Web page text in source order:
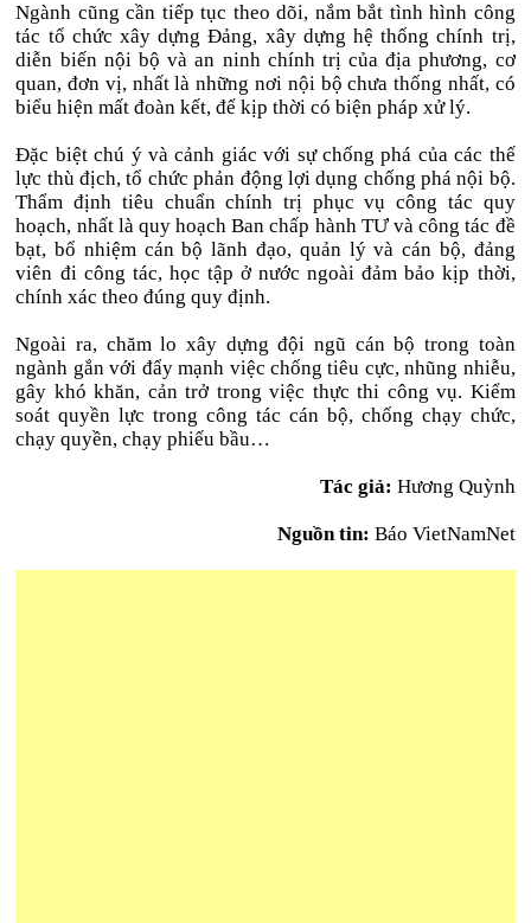
Ngành cũng cần tiếp tục theo dõi, nắm bắt tình hình công
tác tổ chức xây dựng Đảng, xây dựng hệ thống chính trị,
diễn biến nội bộ và an ninh chính trị của địa phương, cơ
quan, đơn vị, nhất là những nơi nội bộ chưa thống nhất, có
biểu hiện mất đoàn kết, để kịp thời có biện pháp xử lý.
Đặc biệt chú ý và cảnh giác với sự chống phá của các thế
lực thù địch, tổ chức phản động lợi dụng chống phá nội bộ.
Thẩm định tiêu chuẩn chính trị phục vụ công tác quy
hoạch, nhất là quy hoạch Ban chấp hành TƯ và công tác đề
bạt, bổ nhiệm cán bộ lãnh đạo, quản lý và cán bộ, đảng
viên đi công tác, học tập ở nước ngoài đảm bảo kịp thời,
chính xác theo đúng quy định.
Ngoài ra, chăm lo xây dựng đội ngũ cán bộ trong toàn
ngành gắn với đẩy mạnh việc chống tiêu cực, nhũng nhiễu,
gây khó khăn, cản trở trong việc thực thi công vụ. Kiểm
soát quyền lực trong công tác cán bộ, chống chạy chức,
chạy quyền, chạy phiếu bầu…
Tác giả: Hương Quỳnh
Nguồn tin: Báo VietNamNet